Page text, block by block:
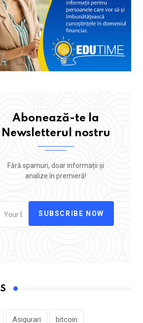
Abonează-te la
Newsletterul nostru
Fără spamuri, doar informații și
analize în premieră!
SUBSCRIBE NOW
Asigurari bitcoin